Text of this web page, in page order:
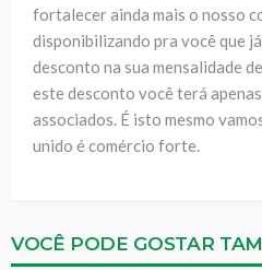
fortalecer ainda mais o nosso
disponibilizando pra você que
desconto na sua mensalidade
este desconto você terá
associados. É isto mesmo
unido é comércio forte.
VOCÊ PODE GOSTAR